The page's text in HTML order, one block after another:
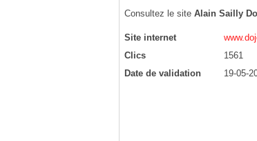
Consultez le site Alain Sailly
Site internet
Clics
1561
Date de validation
19-05-